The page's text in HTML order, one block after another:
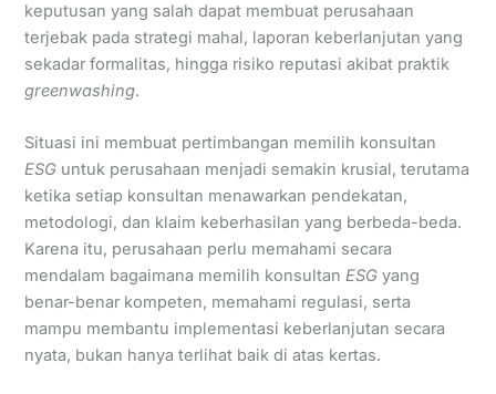
keputusan yang salah dapat membuat perusahaan
terjebak pada strategi mahal, laporan keberlanjutan yang
sekadar formalitas, hingga risiko reputasi akibat praktik
greenwashing.
Situasi ini membuat pertimbangan memilih konsultan
ESG untuk perusahaan menjadi semakin krusial, terutama
ketika setiap konsultan menawarkan pendekatan,
metodologi, dan klaim keberhasilan yang berbeda-beda.
Karena itu, perusahaan perlu memahami secara
mendalam bagaimana memilih konsultanESG yang
benar-benar kompeten, memahami regulasi, serta
mampu membantu implementasi keberlanjutan secara
nyata, bukan hanya terlihat baik di atas kertas.